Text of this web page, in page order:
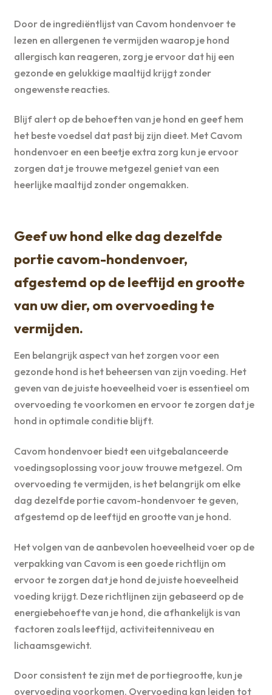
Door de ingrediëntlijst van Cavom hondenvoer te
lezen en allergenen te vermijden waarop je hond
allergisch kan reageren, zorg je ervoor dat hij een
gezonde en gelukkige maaltijd krijgt zonder
ongewenste reacties.
Blijf alert op de behoeften van je hond en geef hem
het beste voedsel dat past bij zijn dieet. Met Cavom
hondenvoer en een beetje extra zorg kun je ervoor
zorgen dat je trouwe metgezel geniet van een
heerlijke maaltijd zonder ongemakken.
Geef uw hond elke dag dezelfde
portie cavom-hondenvoer,
afgestemd op de leeftijd en grootte
van uw dier, om overvoeding te
vermijden.
Een belangrijk aspect van het zorgen voor een
gezonde hond is het beheersen van zijn voeding. Het
geven van de juiste hoeveelheid voer is essentieel om
overvoeding te voorkomen en ervoor te zorgen dat je
hond in optimale conditie blijft.
Cavom hondenvoer biedt een uitgebalanceerde
voedingsoplossing voor jouw trouwe metgezel. Om
overvoeding te vermijden, is het belangrijk om elke
dag dezelfde portie cavom-hondenvoer te geven,
afgestemd op de leeftijd en grootte van je hond.
Het volgen van de aanbevolen hoeveelheid voer op de
verpakking van Cavom is een goede richtlijn om
ervoor te zorgen dat je hond de juiste hoeveelheid
voeding krijgt. Deze richtlijnen zijn gebaseerd op de
energiebehoefte van je hond, die afhankelijk is van
factoren zoals leeftijd, activiteitenniveau en
lichaamsgewicht.
Door consistent te zijn met de portiegrootte, kun je
overvoeding voorkomen. Overvoeding kan leiden tot